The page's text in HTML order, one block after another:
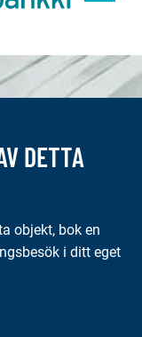
DETTA
objekt, bok en
i ditt eget